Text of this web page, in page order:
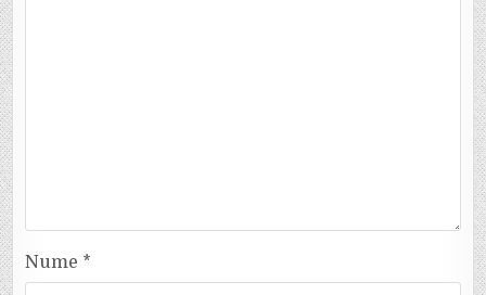
Nume *